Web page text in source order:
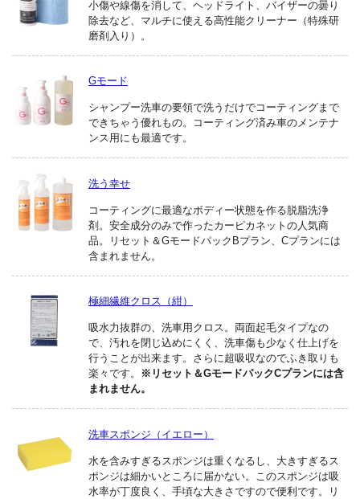
小傷や線傷を消して、ヘッドライト、バイザーの曇り
除去など、マルチに使える高性能クリーナー（特殊研
磨剤入り）。
Gモード
シャンプー洗車の要領で洗うだけでコーティングまで
できちゃう優れもの。コーティング済み車のメンテナ
ンス用にも最適です。
洗う幸せ
コーティングに最適なボディー状態を作る脱脂洗浄
剤。安全成分のみで作ったカーピカネットの人気商
品。リセット＆GモードパックBプラン、Cプランには
含まれません。
極細繊維クロス（紺）
吸水力抜群の、洗車用クロス。両面起毛タイプなの
で、汚れを閉じ込めにくく、洗車傷も少なく仕上げを
行うことが出来ます。さらに超吸収なのでふき取りも
楽々です。
※リセット＆GモードパックCプランには含
まれません。
洗車スポンジ（イエロー）
水を含みすぎるスポンジは重くなるし、大きすぎるス
ポンジは細かいところに届かない。このスポンジは吸
水率が丁度良く、手頃な大きさですので便利です。リ